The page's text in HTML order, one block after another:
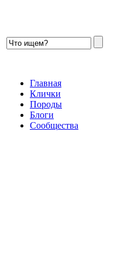
Главная
Клички
Породы
Блоги
Сообщества